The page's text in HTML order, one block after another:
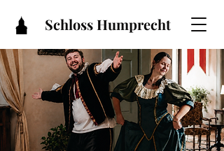
Schloss Humprecht